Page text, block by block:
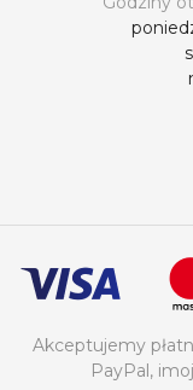
Akceptujemy
PayPal,